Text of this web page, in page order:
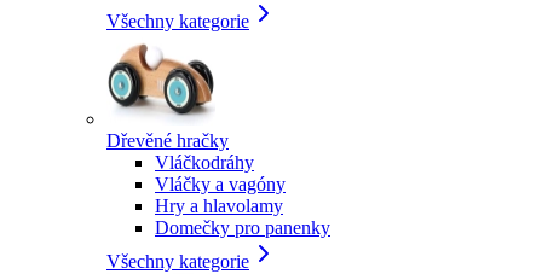
Všechny kategorie
Dřevěné hračky
Vláčkodráhy
Vláčky a vagóny
Hry a hlavolamy
Domečky pro panenky
Všechny kategorie